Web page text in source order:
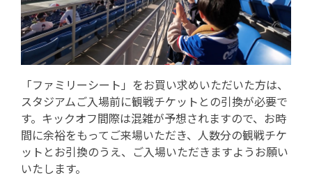
「ファミリーシート」をお買い求めいただいた方は、
スタジアムご入場前に観戦チケットとの引換が必要で
す。キックオフ間際は混雑が予想されますので、お時
間に余裕をもってご来場いただき、人数分の観戦チケ
ットとお引換のうえ、ご入場いただきますようお願い
いたします。